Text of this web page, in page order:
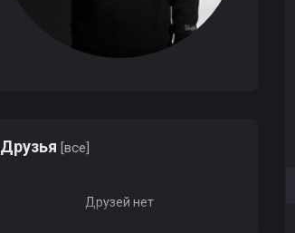
Друзья [все]
Друзей нет